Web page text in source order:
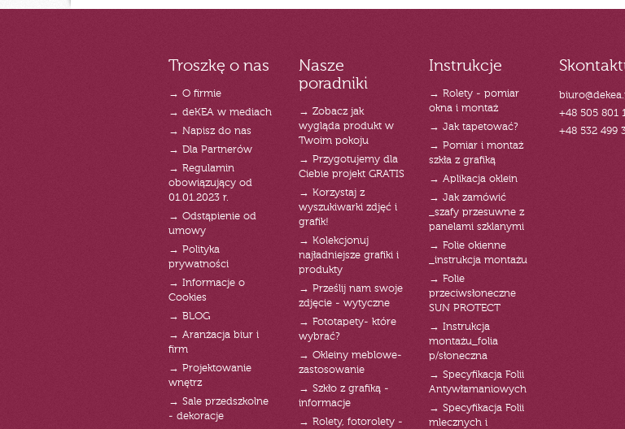
Troszkę o nas
→ O firmie
→ deKEA w mediach
→ Napisz do nas
→ Dla Partnerów
→ Regulamin
obowiązujący od
01.01.2023 r.
→ Odstąpienie od
umowy
→ Polityka
prywatności
→ Informacje o
Cookies
→ BLOG
→ Aranżacja biur i
firm
→ Projektowanie
wnętrz
→ Sale przedszkolne
- dekoracje
Nasze
poradniki
→ Zobacz jak
wygląda produkt w
Twoim pokoju
→ Przygotujemy dla
Ciebie projekt GRATIS
→ Korzystaj z
wyszukiwarki zdjęć i
grafik!
→ Kolekcjonuj
najładniejsze grafiki i
produkty
→ Prześlij nam swoje
zdjęcie - wytyczne
→ Fototapety- które
wybrać?
→ Okleiny meblowe-
zastosowanie
→ Szkło z grafiką -
informacje
→ Rolety, fotorolety -
Instrukcje
→ Rolety - pomiar
okna i montaż
→ Jak tapetować?
→ Pomiar i montaż
szkła z grafiką
→ Aplikacja oklein
→ Jak zamówić
_szafy przesuwne z
panelami szklanymi
→ Folie okienne
_instrukcja montażu
→ Folie
przeciwsłoneczne
SUN PROTECT
→ Instrukcja
montażu_folia
p/słoneczna
→ Specyfikacja Folii
Antywłamaniowych
→ Specyfikacja Folii
mlecznych i
+48 505 801
+48 532 499